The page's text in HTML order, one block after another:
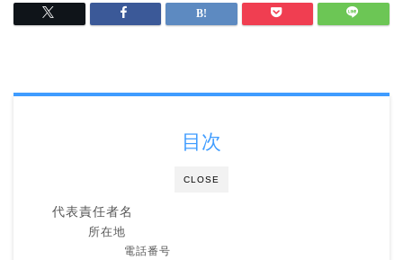
CLOSE
目次
代表責任者名
所在地
電話番号